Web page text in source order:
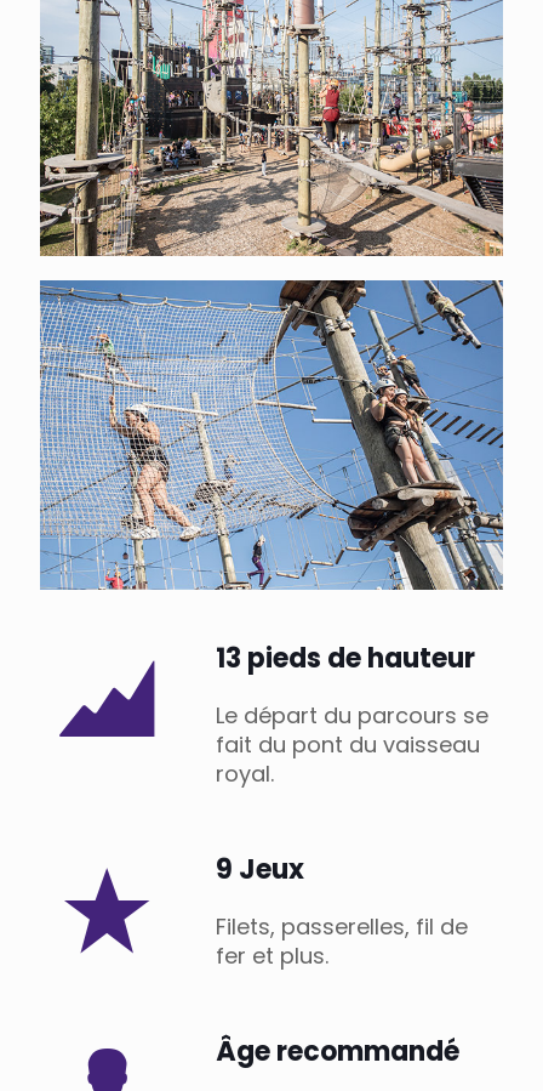
13 pieds de hauteur
Le départ du parcours se
fait du pont du vaisseau
royal.
9 Jeux
Filets, passerelles, fil de
fer et plus.
Âge recommandé